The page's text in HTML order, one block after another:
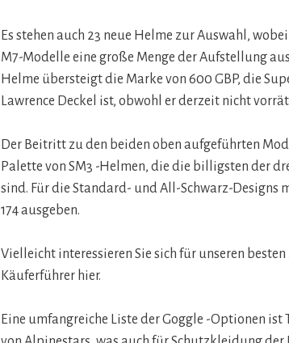
Es stehen auch 23 neue Helme zur Auswahl,
M7-Modelle eine große Menge der Aufstellung
Helme übersteigt die Marke von 600 GBP, die
Lawrence Deckel ist, obwohl er derzeit nicht
Der Beitritt zu den beiden oben aufgeführten
Palette von SM3 -Helmen, die die billigsten der
sind. Für die Standard- und All-Schwarz-Designs
174 ausgeben.
Vielleicht interessieren Sie sich für unseren
Käuferführer hier.
Eine umfangreiche Liste der Goggle -Optionen ist